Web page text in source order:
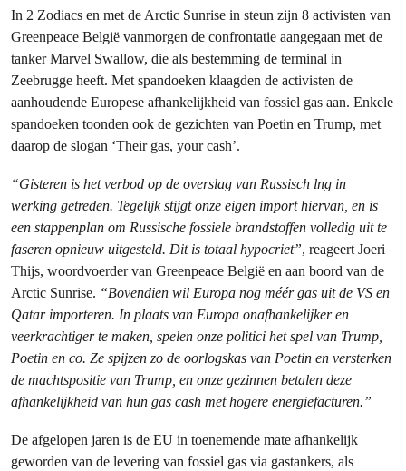
In 2 Zodiacs en met de Arctic Sunrise in steun zijn 8 activisten van
Greenpeace België vanmorgen de confrontatie aangegaan met de
tanker Marvel Swallow, die als bestemming de terminal in
Zeebrugge heeft. Met spandoeken klaagden de activisten de
aanhoudende Europese afhankelijkheid van fossiel gas aan. Enkele
spandoeken toonden ook de gezichten van Poetin en Trump, met
daarop de slogan ‘Their gas, your cash’.
“Gisteren is het verbod op de overslag van Russisch lng in
werking getreden. Tegelijk stijgt onze eigen import hiervan, en is
een stappenplan om Russische fossiele brandstoffen volledig uit te
faseren opnieuw uitgesteld. Dit is totaal hypocriet”, reageert Joeri
Thijs, woordvoerder van Greenpeace België en aan boord van de
Arctic Sunrise. “Bovendien wil Europa nog méér gas uit de VS en
Qatar importeren. In plaats van Europa onafhankelijker en
veerkrachtiger te maken, spelen onze politici het spel van Trump,
Poetin en co. Ze spijzen zo de oorlogskas van Poetin en versterken
de machtspositie van Trump, en onze gezinnen betalen deze
afhankelijkheid van hun gas cash met hogere energiefacturen.”
De afgelopen jaren is de EU in toenemende mate afhankelijk
geworden van de levering van fossiel gas via gastankers, als